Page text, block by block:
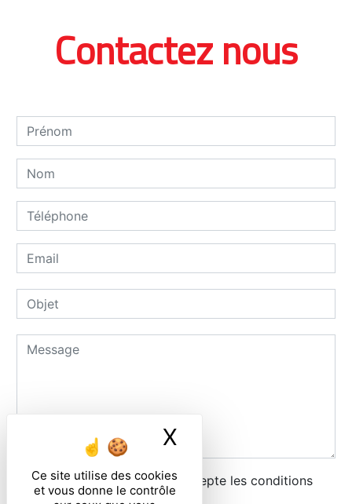
Ce site utilise des cookies
et vous donne le contrôle
X
Contactez nous
En cochant cette case, j'accepte les conditions
particulières ci-dessous **